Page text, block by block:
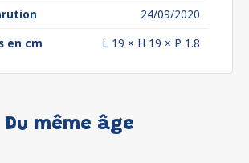
24/09/2020
en cm
L 19 × H 19 × P 1.8
Du même âge